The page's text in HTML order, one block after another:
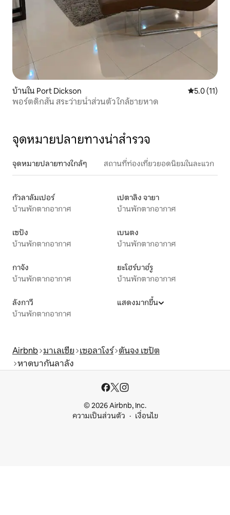
บ้านใน Port Dickson คะแนนเฉลี่ย
5.0 (11)
พอร์ตดิกสัน สระว่ายน้ำส่วนตัว ใกล้ชายหาด
จุดหมายปลายทางน่าสำรวจ
จุดหมายปลายทางใกล้ๆ สถานที่ท่องเที่ยวยอดนิยมในละแวก
กัวลาลัมเปอร์
บ้านพักตากอากาศ
เปตาลิง จายา
บ้านพักตากอากาศ
เซปัง
บ้านพักตากอากาศ
เบนตง
บ้านพักตากอากาศ
กาจัง
บ้านพักตากอากาศ
ยะโฮร์บาฮ์รู
บ้านพักตากอากาศ
ลังกาวี
บ้านพักตากอากาศ
แสดงมากขึ้น
Airbnb มาเลเซีย เซอลาโงร์ ตันจง เซปัต
หาดบากันลาลัง
© 2026 Airbnb, Inc.
ความเป็นส่วนตัว
เงื่อนไข